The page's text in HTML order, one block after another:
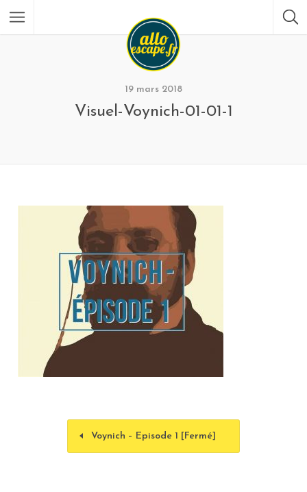
19 mars 2018
Visuel-Voynich-01-01-1
Voynich – Episode 1 [Fermé]